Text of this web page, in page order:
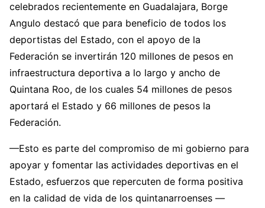
celebrados recientemente en Guadalajara, Borge
Angulo destacó que para beneficio de todos los
deportistas del Estado, con el apoyo de la
Federación se invertirán 120 millones de pesos en
infraestructura deportiva a lo largo y ancho de
Quintana Roo, de los cuales 54 millones de pesos
aportará el Estado y 66 millones de pesos la
Federación.
—Esto es parte del compromiso de mi gobierno para
apoyar y fomentar las actividades deportivas en el
Estado, esfuerzos que repercuten de forma positiva
en la calidad de vida de los quintanarroenses —